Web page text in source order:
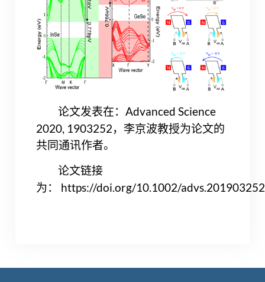
论文发表在：Advanced Science
2020, 1903252，李京波教授为论文的
共同通讯作者。
论文链接
为：
https://doi.org/10.1002/advs.201903252